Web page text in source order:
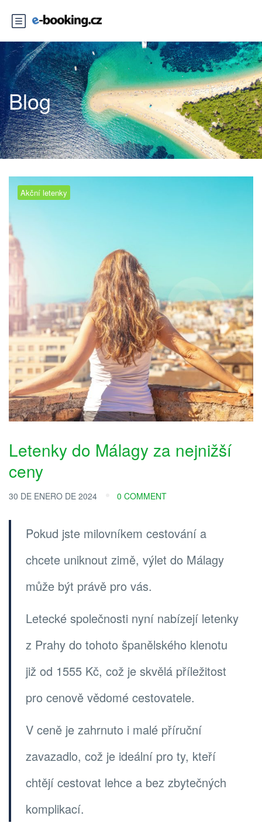
Blog
Akční letenky
Letenky do Málagy za nejnižší
ceny
30 DE ENERO DE 2024 0 COMMENT
Pokud jste milovníkem cestování a
chcete uniknout zimě, výlet do Málagy
může být právě pro vás.
Letecké společnosti nyní nabízejí letenky
z Prahy do tohoto španělského klenotu
již od 1555 Kč, což je skvělá příležitost
pro cenově vědomé cestovatele.
V ceně je zahrnuto i malé příruční
zavazadlo, což je ideální pro ty, kteří
chtějí cestovat lehce a bez zbytečných
komplikací.